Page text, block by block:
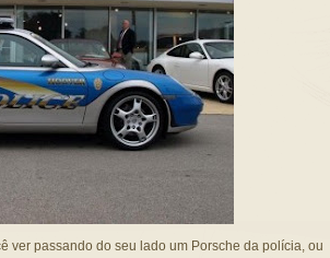
ver passando do seu lado um Porsche da polícia, ou